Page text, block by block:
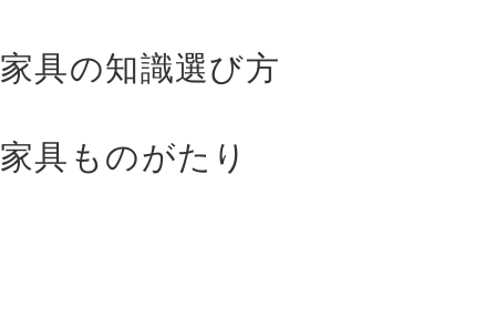
家具の知識選び方
家具ものがたり